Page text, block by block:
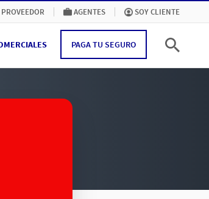
AGENTES SOY CLIENTE
PAGA TU SEGURO